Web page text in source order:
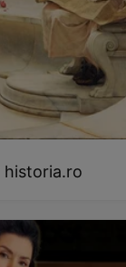
historia.ro